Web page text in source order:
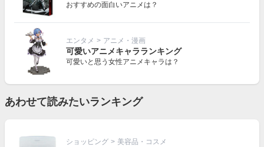
おすすめの面白いアニメは？
エンタメ > アニメ・漫画
可愛いアニメキャラランキング
可愛いと思う女性アニメキャラは？
あわせて読みたいランキング
ショッピング > 美容品・コスメ